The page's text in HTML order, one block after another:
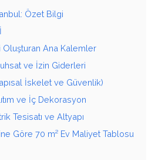
Özet Bilgi
Oluşturan Ana Kalemler
ve İzin Giderleri
İskelet ve Güvenlik)
ve İç Dekorasyon
Tesisatı ve Altyapı
Göre 70 m² Ev Maliyet Tablosu